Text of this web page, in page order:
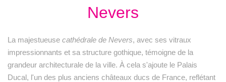
Nevers
La majestueuse cathédrale de Nevers, avec ses vitraux
impressionnants et sa structure gothique, témoigne de la
grandeur architecturale de la ville. À cela s'ajoute le Palais
Ducal, l'un des plus anciens châteaux ducs de France, reflétant